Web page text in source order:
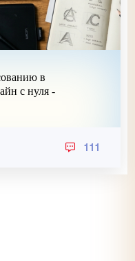
в
с нуля -
111